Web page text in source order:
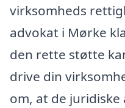
virksomheds
advokat i Mørke
den rette støtte
drive din
om, at de